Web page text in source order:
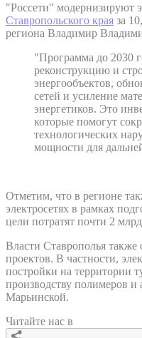
"Россети" модернизируют
Ставропольского края за
региона Владимир
"Программа до 2030
реконструкцию и
энергообъектов,
сетей и усиление
энергетиков. Это
которые помогут
технологических
мощности для
Отметим, что в регионе
электросетях в рамках
цели потратят почти 2
Власти Ставрополья также
проектов. В частности,
постройки на территории
производству полимеров и
Марьинской.
Читайте нас в